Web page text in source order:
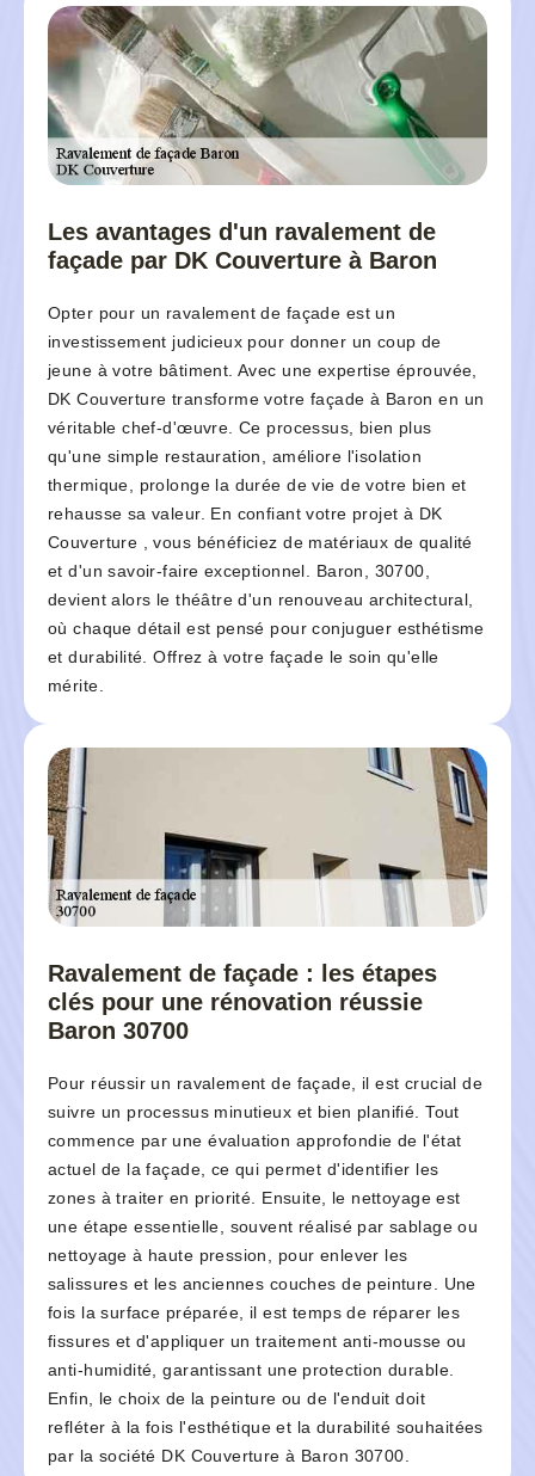
Les avantages d'un ravalement de
façade par DK Couverture à Baron
Opter pour un ravalement de façade est un
investissement judicieux pour donner un coup de
jeune à votre bâtiment. Avec une expertise éprouvée,
DK Couverture transforme votre façade à Baron en un
véritable chef-d'œuvre. Ce processus, bien plus
qu'une simple restauration, améliore l'isolation
thermique, prolonge la durée de vie de votre bien et
rehausse sa valeur. En confiant votre projet à DK
Couverture , vous bénéficiez de matériaux de qualité
et d'un savoir-faire exceptionnel. Baron, 30700,
devient alors le théâtre d'un renouveau architectural,
où chaque détail est pensé pour conjuguer esthétisme
et durabilité. Offrez à votre façade le soin qu'elle
mérite.
Ravalement de façade : les étapes
clés pour une rénovation réussie
Baron 30700
Pour réussir un ravalement de façade, il est crucial de
suivre un processus minutieux et bien planifié. Tout
commence par une évaluation approfondie de l'état
actuel de la façade, ce qui permet d'identifier les
zones à traiter en priorité. Ensuite, le nettoyage est
une étape essentielle, souvent réalisé par sablage ou
nettoyage à haute pression, pour enlever les
salissures et les anciennes couches de peinture. Une
fois la surface préparée, il est temps de réparer les
fissures et d'appliquer un traitement anti-mousse ou
anti-humidité, garantissant une protection durable.
Enfin, le choix de la peinture ou de l'enduit doit
refléter à la fois l'esthétique et la durabilité souhaitées
par la société DK Couverture à Baron 30700.